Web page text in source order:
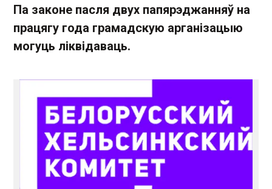
Па законе пасля двух папярэджанняў на
працягу года грамадскую арганізацыю
могуць ліквідаваць.